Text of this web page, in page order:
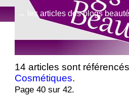
→ les articles des blogs beauté
14 articles sont
Cosmétiques.
Page 40 sur 42.